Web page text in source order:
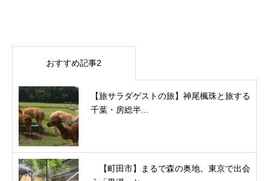
おすすめ記事2
【旅サラダゲストの旅】神尾楓珠と旅する
千葉・房総半...
【町田市】まるで森の奥地。東京で出会